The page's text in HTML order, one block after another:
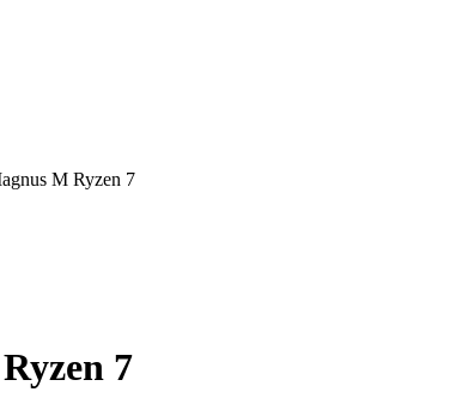
M Ryzen 7
7